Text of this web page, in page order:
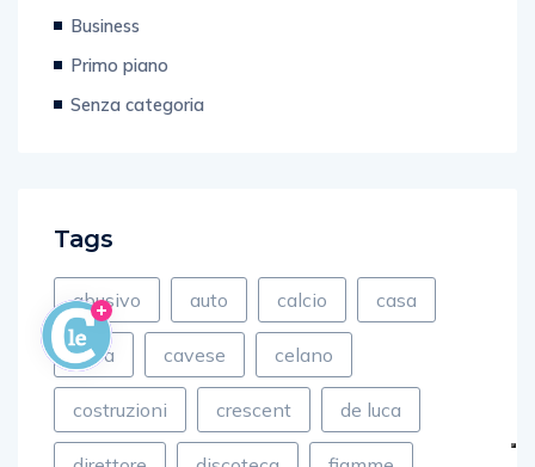
Business
Primo piano
Senza categoria
Tags
abusivo auto calcio casa
cava cavese celano
costruzioni crescent de luca